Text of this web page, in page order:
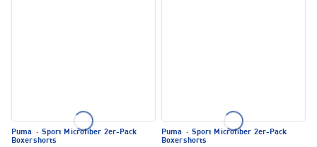
Puma · Sport Microfiber 2er-Pack
Boxershorts
Puma · Sport Microfiber 2er-Pack
Boxershorts